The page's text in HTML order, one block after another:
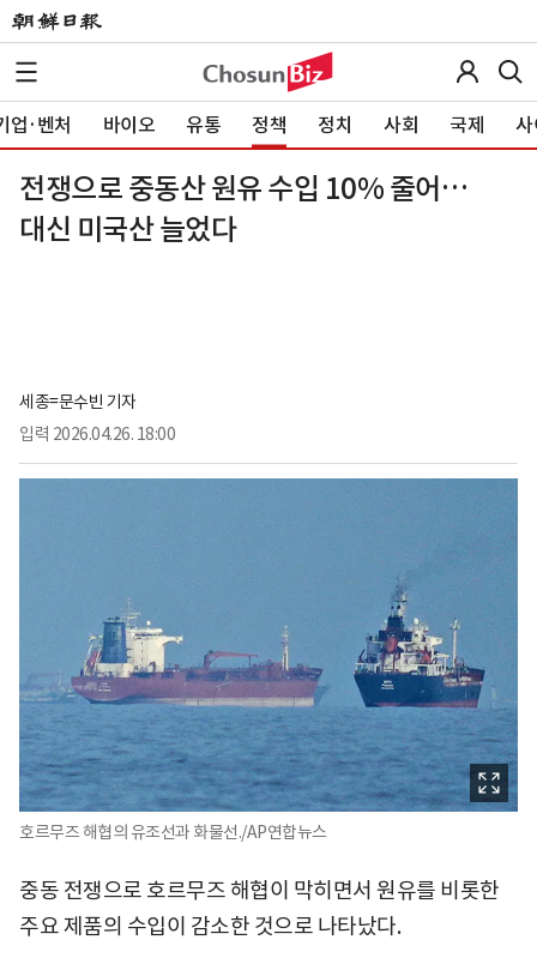
업·벤처 바이오 유통 정책 정치 사회 국제 사
전쟁으로 중동산 원유 수입 10% 줄어…
대신 미국산 늘었다
세종=문수빈 기자
입력 2026.04.26. 18:00
호르무즈 해협의 유조선과 화물선./AP연합뉴스
중동 전쟁으로 호르무즈 해협이 막히면서 원유를 비롯한
주요 제품의 수입이 감소한 것으로 나타났다.